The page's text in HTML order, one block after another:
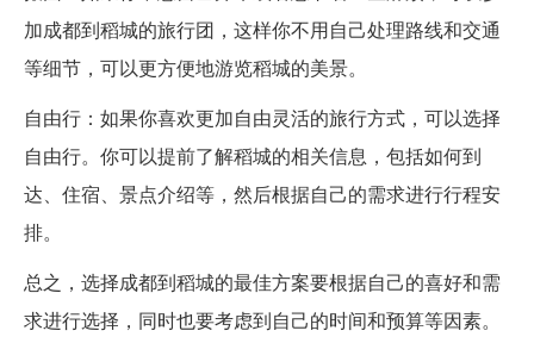
加成都到稻城的旅行团，这样你不用自己处理路线和交通
等细节，可以更方便地游览稻城的美景。
自由行：如果你喜欢更加自由灵活的旅行方式，可以选择
自由行。你可以提前了解稻城的相关信息，包括如何到
达、住宿、景点介绍等，然后根据自己的需求进行行程安
排。
总之，选择成都到稻城的最佳方案要根据自己的喜好和需
求进行选择，同时也要考虑到自己的时间和预算等因素。